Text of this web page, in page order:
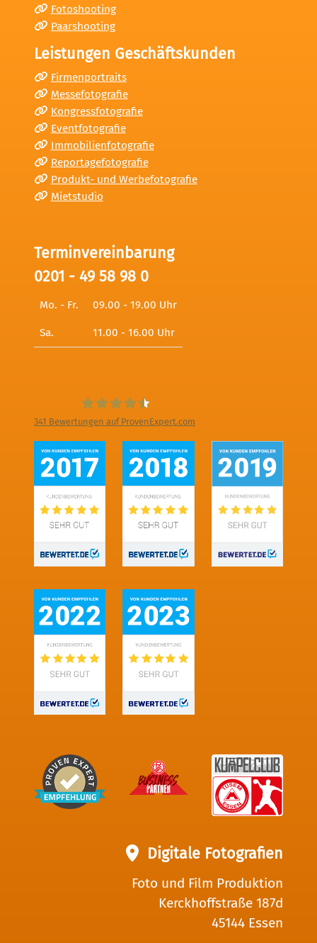
Fotoshooting
Paarshooting
Leistungen Geschäftskunden
Firmenportraits
Messefotografie
Kongressfotografie
Eventfotografie
Immobilienfotografie
Reportagefotografie
Produkt- und Werbefotografie
Mietstudio
Terminvereinbarung
0201 - 49 58 98 0
Mo. - Fr. 09.00 - 19.00 Uhr
Sa. 11.00 - 16.00 Uhr
Digitale Fotografien - Foto und Film
Produktion
341 Bewertungen auf ProvenExpert.com
Digitale Fotografien
Foto und Film Produktion
Kerckhoffstraße 187d
45144 Essen